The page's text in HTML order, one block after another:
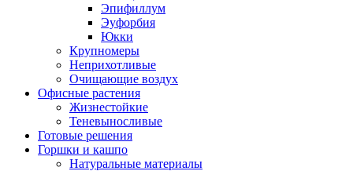
Эпифиллум
Эуфорбия
Юкки
Крупномеры
Неприхотливые
Очищающие воздух
Офисные растения
Жизнестойкие
Теневыносливые
Готовые решения
Горшки и кашпо
Натуральные материалы